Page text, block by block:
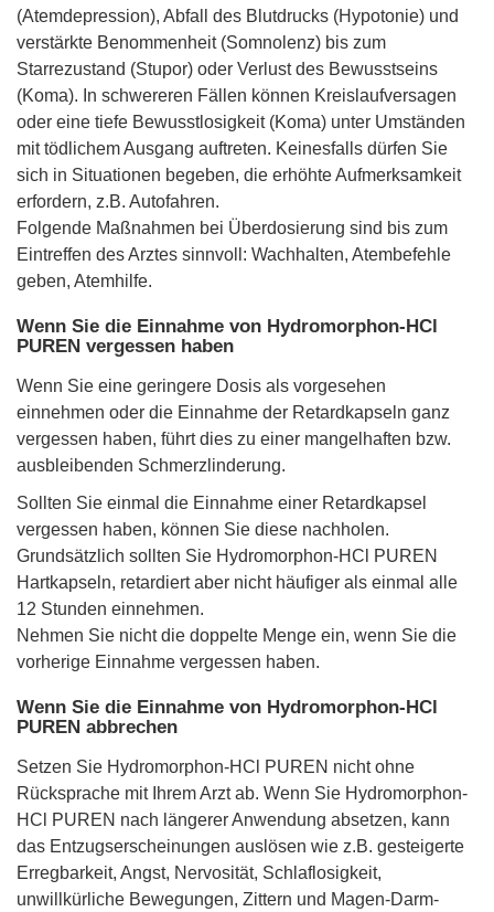
(Atemdepression), Abfall des Blutdrucks (Hypotonie) und
verstärkte Benommenheit (Somnolenz) bis zum
Starrezustand (Stupor) oder Verlust des Bewusstseins
(Koma). In schwereren Fällen können Kreislaufversagen
oder eine tiefe Bewusstlosigkeit (Koma) unter Umständen
mit tödlichem Ausgang auftreten. Keinesfalls dürfen Sie
sich in Situationen begeben, die erhöhte Aufmerksamkeit
erfordern, z.B. Autofahren.
Folgende Maßnahmen bei Überdosierung sind bis zum
Eintreffen des Arztes sinnvoll: Wachhalten, Atembefehle
geben, Atemhilfe.
Wenn Sie die Einnahme von Hydromorphon-HCl
PUREN vergessen haben
Wenn Sie eine geringere Dosis als vorgesehen
einnehmen oder die Einnahme der Retardkapseln ganz
vergessen haben, führt dies zu einer mangelhaften bzw.
ausbleibenden Schmerzlinderung.
Sollten Sie einmal die Einnahme einer Retardkapsel
vergessen haben, können Sie diese nachholen.
Grundsätzlich sollten Sie Hydromorphon-HCl PUREN
Hartkapseln, retardiert aber nicht häufiger als einmal alle
12 Stunden einnehmen.
Nehmen Sie nicht die doppelte Menge ein, wenn Sie die
vorherige Einnahme vergessen haben.
Wenn Sie die Einnahme von Hydromorphon-HCl
PUREN abbrechen
Setzen Sie Hydromorphon-HCl PUREN nicht ohne
Rücksprache mit Ihrem Arzt ab. Wenn Sie Hydromorphon-
HCl PUREN nach längerer Anwendung absetzen, kann
das Entzugserscheinungen auslösen wie z.B. gesteigerte
Erregbarkeit, Angst, Nervosität, Schlaflosigkeit,
unwillkürliche Bewegungen, Zittern und Magen-Darm-